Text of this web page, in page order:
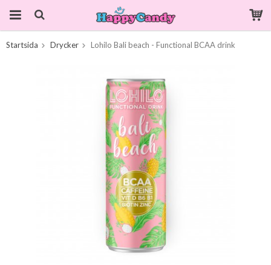
Startsida Drycker Lohilo Bali beach - Functional BCAA drink